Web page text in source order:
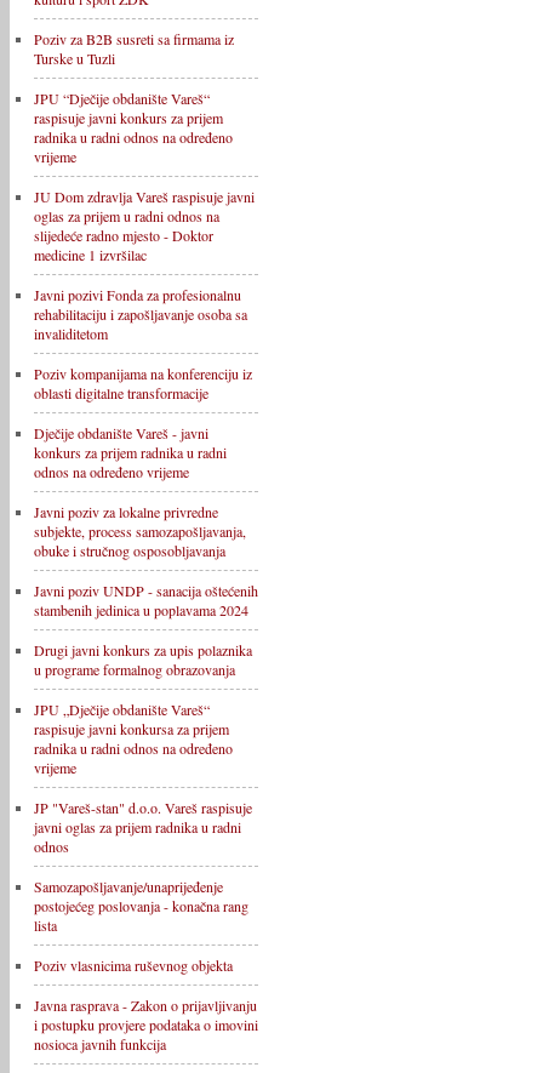
Poziv za B2B susreti sa firmama iz
Turske u Tuzli
JPU “Dječije obdanište Vareš“
raspisuje javni konkurs za prijem
radnika u radni odnos na određeno
vrijeme
JU Dom zdravlja Vareš raspisuje javni
oglas za prijem u radni odnos na
slijedeće radno mjesto - Doktor
medicine 1 izvršilac
Javni pozivi Fonda za profesionalnu
rehabilitaciju i zapošljavanje osoba sa
invaliditetom
Poziv kompanijama na konferenciju iz
oblasti digitalne transformacije
Dječije obdanište Vareš - javni
konkurs za prijem radnika u radni
odnos na određeno vrijeme
Javni poziv za lokalne privredne
subjekte, process samozapošljavanja,
obuke i stručnog osposobljavanja
Javni poziv UNDP - sanacija oštećenih
stambenih jedinica u poplavama 2024
Drugi javni konkurs za upis polaznika
u programe formalnog obrazovanja
JPU „Dječije obdanište Vareš“
raspisuje javni konkursa za prijem
radnika u radni odnos na određeno
vrijeme
JP "Vareš-stan" d.o.o. Vareš raspisuje
javni oglas za prijem radnika u radni
odnos
Samozapošljavanje/unaprijeđenje
postojećeg poslovanja - konačna rang
lista
Poziv vlasnicima ruševnog objekta
Javna rasprava - Zakon o prijavljivanju
i postupku provjere podataka o imovini
nosioca javnih funkcija